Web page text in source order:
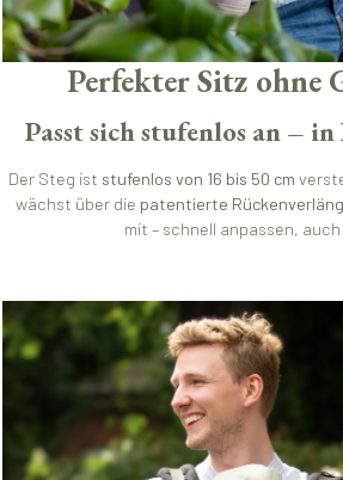
Perfekter Sitz ohne
Passt sich stufenlos an –
Der Steg ist stufenlos von 16 bis 50 cm
wächst über die patentierte
mit – schnell anpassen, auch